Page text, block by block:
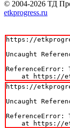
© 2004-2026 ТД
etkprogress.ru
https://
Uncaught
ReferenceError:
at https://
https://
Uncaught
ReferenceError:
at https://